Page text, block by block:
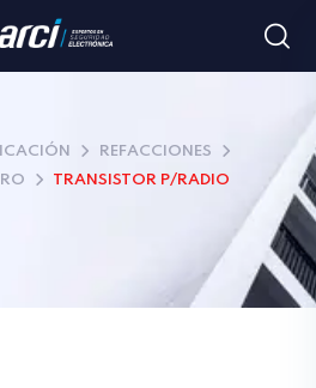
REFACCIONES
TRANSISTOR P/RADIO